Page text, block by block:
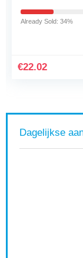
eiwitten en
€3.78
Dagelijkse